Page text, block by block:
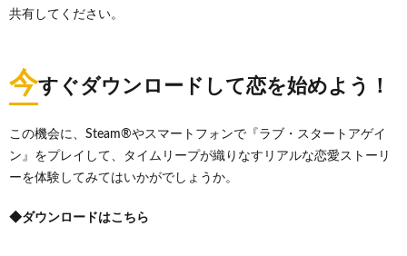
共有してください。
今すぐダウンロードして恋を始めよう！
この機会に、Steam®やスマートフォンで『ラブ・スタートアゲイ
ン』をプレイして、タイムリープが織りなすリアルな恋愛ストーリ
ーを体験してみてはいかがでしょうか。
◆ダウンロードはこちら